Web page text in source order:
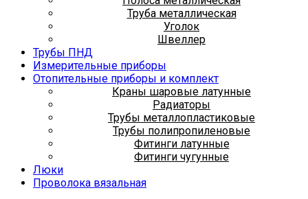
Труба металлическая
Уголок
Швеллер
Трубы ПНД
Измерительные приборы
Отопительные приборы и комплект
Краны шаровые латунные
Радиаторы
Трубы металлопластиковые
Трубы полипропиленовые
Фитинги латунные
Фитинги чугунные
Люки
Проволока вязальная